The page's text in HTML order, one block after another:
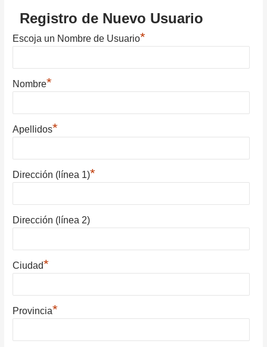
Registro de Nuevo Usuario
Escoja un Nombre de Usuario*
Nombre*
Apellidos*
Dirección (línea 1)*
Dirección (línea 2)
Ciudad*
Provincia*